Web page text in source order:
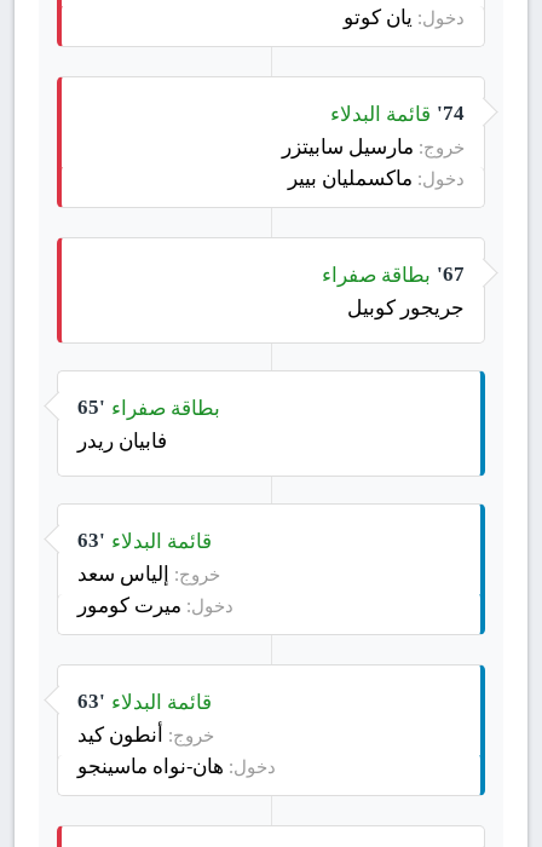
دخول: يان كوتو
74' قائمة البدلاء
خروج: مارسيل سابيتزر
دخول: ماكسمليان بيير
67' بطاقة صفراء
جريجور كوبيل
65' بطاقة صفراء
فابيان ريدر
63' قائمة البدلاء
خروج: إلياس سعد
دخول: ميرت كومور
63' قائمة البدلاء
خروج: أنطون كيد
دخول: هان-نواه ماسينجو